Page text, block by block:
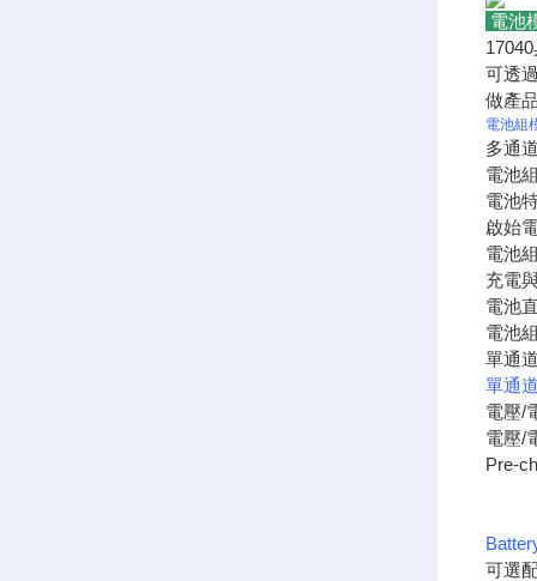
電池
可透
做產
電池組
多通
電池
電池
啟始
電池
充電
電池
電池
單通
單通
電壓/
電壓/
Pre-
可選